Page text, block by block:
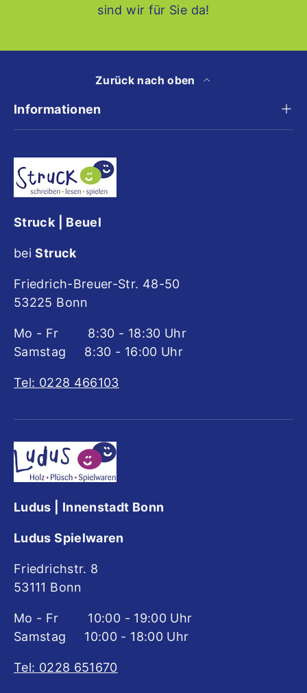
sind wir für Sie da!
Zurück nach oben
Informationen
Struck | Beuel
beiStruck
Friedrich-Breuer-Str. 48-50
53225 Bonn
Mo - Fr 8:30 - 18:30 Uhr
Samstag 8:30 - 16:00 Uhr
Tel: 0228 466103
Ludus | Innenstadt Bonn
Ludus Spielwaren
Friedrichstr. 8
53111 Bonn
Mo - Fr 10:00 - 19:00 Uhr
Samstag 10:00 - 18:00 Uhr
Tel: 0228 651670